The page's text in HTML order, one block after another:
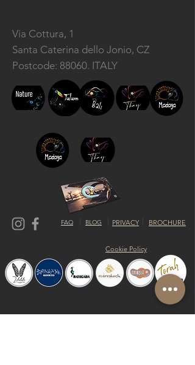
Via Cottura, 1
Santa Caterina dello Jonio, CZ
Postcode: 88060. ITALY
FAQ BLOG PRIVACY BROCHURE
Cookie Policy